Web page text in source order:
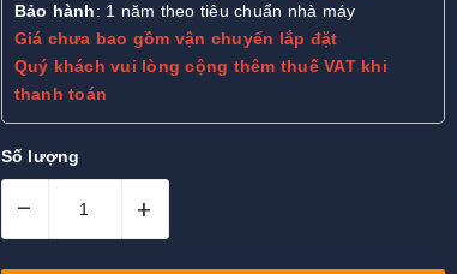
Bảo hành: 1 năm theo tiêu chuẩn nhà máy
Giá chưa bao gồm vận chuyển lắp đặt
Quý khách vui lòng cộng thêm thuế VAT khi
thanh toán
Số lượng
– +